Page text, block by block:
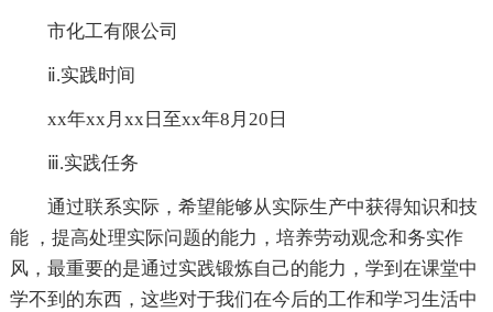
市化工有限公司
ⅱ.实践时间
xx年xx月xx日至xx年8月20日
ⅲ.实践任务
通过联系实际，希望能够从实际生产中获得知识和技
能 ，提高处理实际问题的能力，培养劳动观念和务实作
风，最重要的是通过实践锻炼自己的能力，学到在课堂中
学不到的东西，这些对于我们在今后的工作和学习生活中